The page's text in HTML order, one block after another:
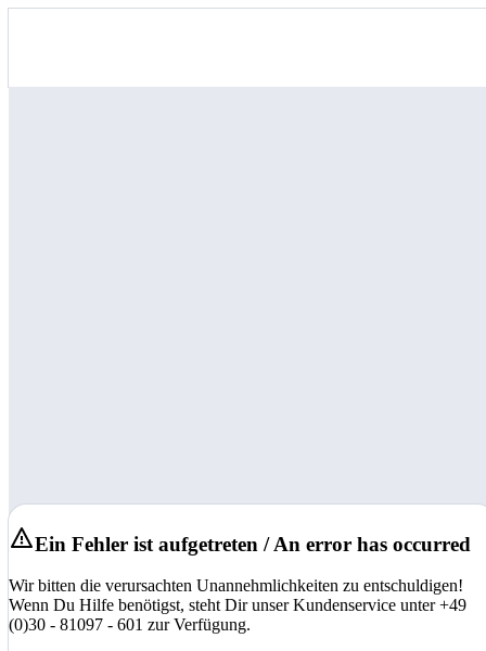
Ein Fehler ist aufgetreten / An error has occurred
Wir bitten die verursachten Unannehmlichkeiten zu entschuldigen!
Wenn Du Hilfe benötigst, steht Dir unser Kundenservice unter +49
(0)30 - 81097 - 601 zur Verfügung.